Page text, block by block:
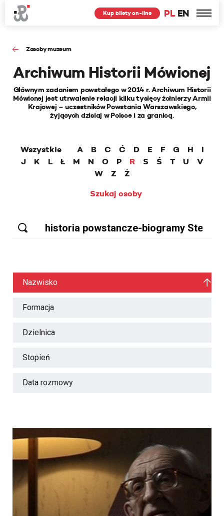
PL EN
Kup bilety on-line
Zasoby muzeum
Archiwum Historii Mówionej
Głównym zadaniem powstałego w 2014 r. Archiwum Historii
Mówionej jest utrwalenie relacji kilku tysięcy żołnierzy Armii
Krajowej – uczestników Powstania Warszawskiego,
żyjących dzisiaj w Polsce i za granicą.
Wszystkie A B C Ć D E F G H
I
J
K L Ł M N O P R S Ś T U
V
W
Z
Ż
Szukaj osoby
Nazwisko
Formacja
Dzielnica
Stopień
Data rozmowy